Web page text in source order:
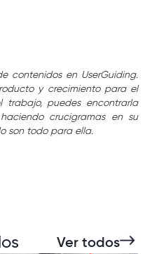
contenidos en UserGuiding.
y crecimiento para el
trabajo, puedes encontrarla
crucigramas en su
son todo para ella.
Ver todos